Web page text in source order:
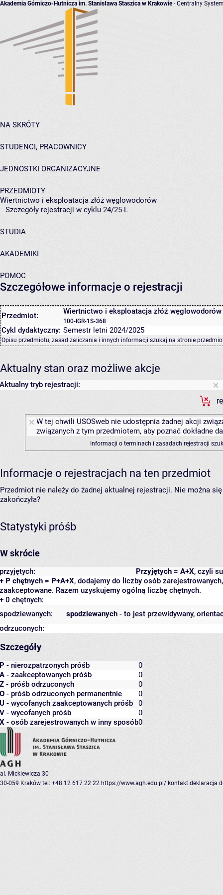
Akademia Górniczo-Hutnicza im. Stanisława Staszica w Krakowie- Centralny
NA SKRÓTY
STUDENCI, PRACOWNICY
JEDNOSTKI ORGANIZACYJNE
PRZEDMIOTY
Wiertnictwo i eksploatacja złóż węglowodorów
Szczegóły rejestracji w cyklu 24/25-L
STUDIA
AKADEMIKI
POMOC
Szczegółowe informacje o rejestracji
Przedmiot: Wiertnictwo i eksploatacja złóż węglowodorów
100-IGR-1S-368
Cykl dydaktyczny: Semestr letni 2024/2025
Opisu przedmiotu, zasad zaliczania i innych informacji szukaj na stronie
Aktualny stan oraz możliwe akcje
Aktualny tryb rejestracji:
W tej chwili USOSweb nie udostępnia żadnej akcji
związanych z tym przedmiotem, aby poznać dokładne
Informacji o terminach i zasadach rejestracji
Informacje o rejestracjach na ten przedmiot
Przedmiot nie należy do żadnej aktualnej rejestracji. Nie można
zakończyła?
Statystyki próśb
W skrócie
Przyjętych = A+X, czyli
przyjętych:
+ P chętnych = P+A+X, dodajemy do liczby osób
zaakceptowane. Razem uzyskujemy ogólną liczbę chętnych.
+ 0 chętnych:
spodziewanych - to jest przewidywany,
spodziewanych:
odrzuconych:
Szczegóły
P - nierozpatrzonych próśb
0
A - zaakceptowanych próśb
0
Z - próśb odrzuconych
0
O - próśb odrzuconych permanentnie
0
U - wycofanych zaakceptowanych próśb
0
V - wycofanych próśb
0
X - osób zarejestrowanych w inny sposób0
al. Mickiewicza 30
30-059 Kraków tel: +48 12 617 22 22 https://www.agh.edu.pl/ kontakt deklaracja